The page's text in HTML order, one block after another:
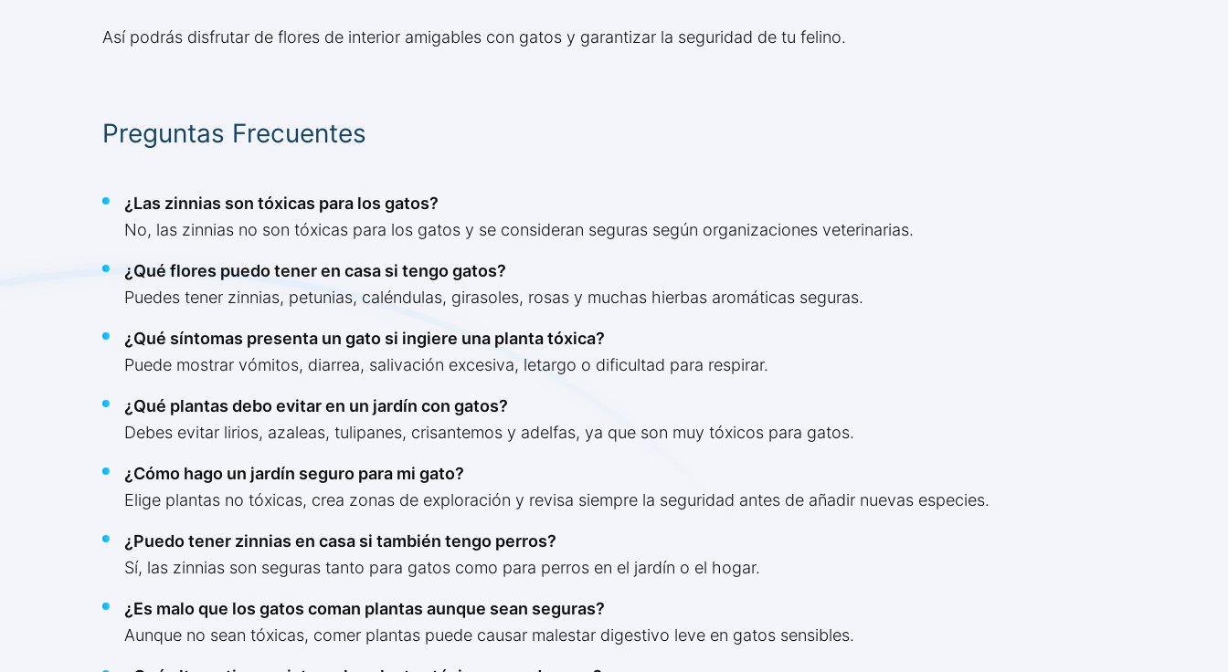
Así podrás disfrutar de flores de interior amigables con gatos y garantizar la seguridad de tu felino.
Preguntas Frecuentes
¿Las zinnias son tóxicas para los gatos?
No, las zinnias no son tóxicas para los gatos y se consideran seguras según organizaciones veterinarias.
¿Qué flores puedo tener en casa si tengo gatos?
Puedes tener zinnias, petunias, caléndulas, girasoles, rosas y muchas hierbas aromáticas seguras.
¿Qué síntomas presenta un gato si ingiere una planta tóxica?
Puede mostrar vómitos, diarrea, salivación excesiva, letargo o dificultad para respirar.
¿Qué plantas debo evitar en un jardín con gatos?
Debes evitar lirios, azaleas, tulipanes, crisantemos y adelfas, ya que son muy tóxicos para gatos.
¿Cómo hago un jardín seguro para mi gato?
Elige plantas no tóxicas, crea zonas de exploración y revisa siempre la seguridad antes de añadir nuevas especies.
¿Puedo tener zinnias en casa si también tengo perros?
Sí, las zinnias son seguras tanto para gatos como para perros en el jardín o el hogar.
¿Es malo que los gatos coman plantas aunque sean seguras?
Aunque no sean tóxicas, comer plantas puede causar malestar digestivo leve en gatos sensibles.